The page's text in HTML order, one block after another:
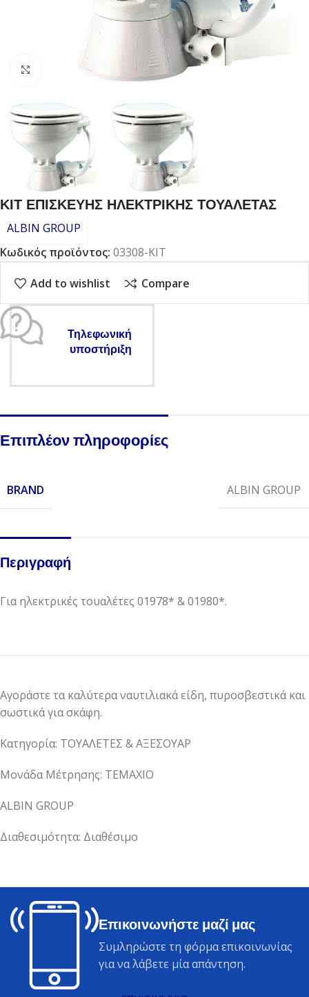
Click to enlarge
ΚΙΤ ΕΠΙΣΚΕΥΗΣ ΗΛΕΚΤΡΙΚΗΣ ΤΟΥΑΛΕΤΑΣ
ALBIN GROUP
Κωδικός προϊόντος: 03308-KIT
Add to wishlist Compare
Τηλεφωνική
υποστήριξη
Επιπλέον πληροφορίες
BRAND ALBIN GROUP
Περιγραφή
Για ηλεκτρικές τουαλέτες 01978* & 01980*.
Αγοράστε τα καλύτερα ναυτιλιακά είδη, πυροσβεστικά και
σωστικά για σκάφη.
Κατηγορία: ΤΟΥΑΛΕΤΕΣ & ΑΞΕΣΟΥΑΡ
Μονάδα Μέτρησης: ΤΕΜΑΧΙΟ
ALBIN GROUP
Διαθεσιμότητα: Διαθέσιμο
Επικοινωνήστε μαζί μας
Συμληρώστε τη φόρμα επικοινωνίας
για να λάβετε μία απάντηση.